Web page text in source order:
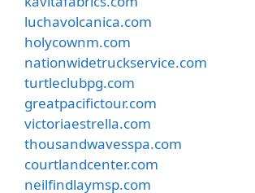
luchavolcanica.com
holycownm.com
nationwidetruckservice.com
turtleclubpg.com
greatpacifictour.com
victoriaestrella.com
thousandwavesspa.com
courtlandcenter.com
neilfindlaymsp.com